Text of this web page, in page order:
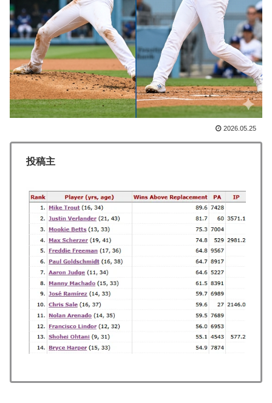
てしまったディズニー信者、帰国後『本家』に失望する
事態に
▶ 韓国人「SKハイニックスが10%台の暴落！外国人投資
家と機関が売り越しを仕掛けコスピが4%を超える大幅
な下落‥」
▶ 外国人「お前ら日本のアルフォートというチョコレート
知ってる？」
韓国人「韓国サッカー協会W杯予選で外国人審判に性接
待したことが発覚！」
▶ 欧州「日本だけ反則だろ…」 世界の『日本びいき』に
▶ 人類は広島から何を学んだのか 原爆投下から81年、核
兵器が再び増え始めた世界【海外の反応・解説】
▶
海外「誰か助けて！日本で不思議な瓶に入った飲み物を
貰ったんだけど、これってどうやって開けるんだ！？」
【海外の反応】
海外「もう日本を離れるなよ！」 助っ人外国人にも敬
意を払う日本人の姿に感動の声が殺到
ガソリンスタンドで助けを求めた女性が連れ去られる瞬
間！！
▶
外国人「2002年W杯は?」韓国サッカーに衝撃的不祥
【海外の反応】
2026.05.25
投稿主